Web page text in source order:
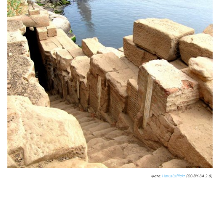
Фото: Horus3/flickr (CC BY-SA 2.0)